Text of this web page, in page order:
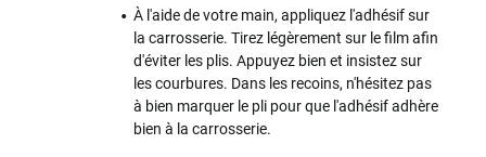
À l'aide de votre main, appliquez l'adhésif sur
la carrosserie. Tirez légèrement sur le film afin
d'éviter les plis. Appuyez bien et insistez sur
les courbures. Dans les recoins, n'hésitez pas
à bien marquer le pli pour que l'adhésif adhère
bien à la carrosserie.